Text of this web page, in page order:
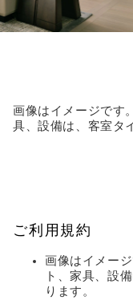
画像はイメージです
具、設備は、客室タ
ご利用規約
画像はイメー
ト、家具、設
ります。